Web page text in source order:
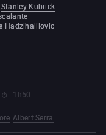
Stanley Kubrick
Hadzihalilovic
1h50
Albert Serra